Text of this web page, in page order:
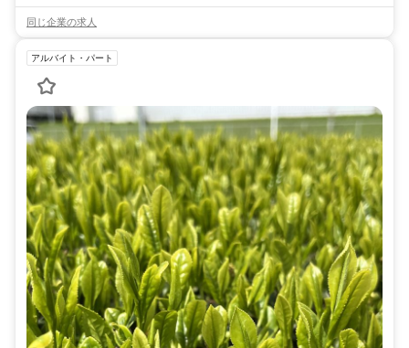
同じ企業の求人
アルバイト・パート